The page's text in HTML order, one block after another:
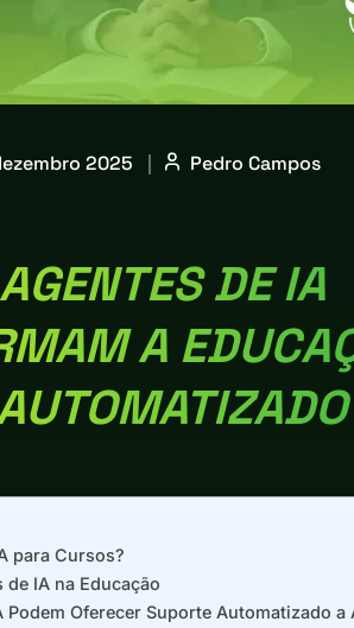
2025 | Pedro Campos
DE IA
A
para Cursos?
IA na Educação
Podem Oferecer Suporte Automatizado a